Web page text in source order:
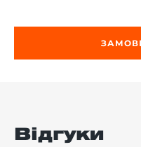
Відгуки